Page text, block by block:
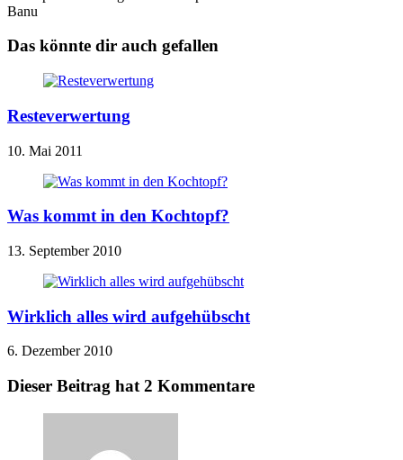
Banu
Das könnte dir auch gefallen
Resteverwertung
10. Mai 2011
Was kommt in den Kochtopf?
13. September 2010
Wirklich alles wird aufgehübscht
6. Dezember 2010
Dieser Beitrag hat 2 Kommentare